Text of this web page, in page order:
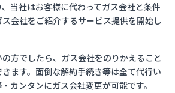
当社はお客様に代わってガス会社と条件
会社をご紹介するサービス提供を開始し
方でしたら、ガス会社をのりかえること
ます。面倒な解約手続き等は全て代行い
カンタンにガス会社変更が可能です。